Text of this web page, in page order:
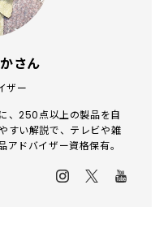
さん
ザー
、250点以上の製品を自
すい解説で、テレビや雑
ドバイザー資格保有。